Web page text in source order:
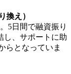
換え）
5日間で融資振り
し、サポートに助
らとなっていま